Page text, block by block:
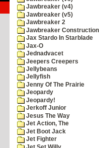
Jawbreaker (v4)
Jawbreaker (v5)
Jawbreaker 2
Jawbreaker Construction
Jax Stardo In Starblade
Jax-O
Jednadvacet
Jeepers Creepers
Jellybeans
Jellyfish
Jenny Of The Prairie
Jeopardy
Jeopardy!
Jerkoff Junior
Jesus The Way
Jet Action, The
Jet Boot Jack
Jet Fighter
Jet Set Willy